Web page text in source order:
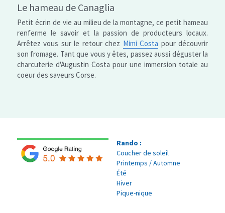
Le hameau de Canaglia
Petit écrin de vie au milieu de la montagne, ce petit hameau
renferme le savoir et la passion de producteurs locaux.
Arrêtez vous sur le retour chez Mimi Costa pour découvrir
son fromage. Tant que vous y êtes, passez aussi déguster la
charcuterie d'Augustin Costa pour une immersion totale au
coeur des saveurs Corse.
Rando :
Coucher de soleil
Printemps / Automne
Été
Hiver
Pique-nique